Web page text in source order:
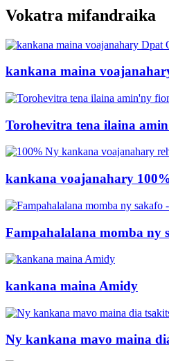
Vokatra mifandraika
kankana maina
Torohevitra tena ilaina
kankana voajanahary
Fampahalalana momba ny
kankana maina Amidy
Ny kankana mavo maina